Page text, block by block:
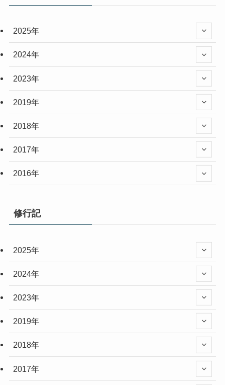
2025年
2024年
2023年
2019年
2018年
2017年
2016年
修行記
2025年
2024年
2023年
2019年
2018年
2017年